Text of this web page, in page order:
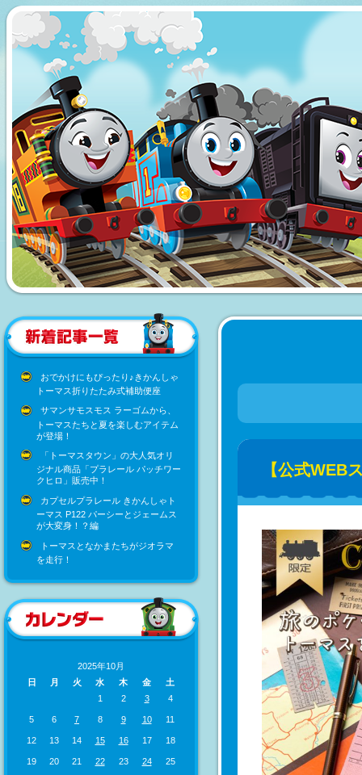
おでかけにもぴったり♪きかんしゃ
トーマス折りたたみ式補助便座
サマンサモスモス ラーゴムから、
トーマスたちと夏を楽しむアイテム
が登場！
「トーマスタウン」の大人気オリ
ジナル商品「プラレール パッチワー
クヒロ」販売中！
カプセルプラレール きかんしゃト
ーマス P122 パーシーとジェームス
が大変身！？編
トーマスとなかまたちがジオラマ
を走行！
2025年10月
日
月 火 水 木 金
土
1
2 3 4
5 6 7 8 9 10 11
12 13 14 15 16 17 18
19 20 21 22 23 24 25
【公式WEB